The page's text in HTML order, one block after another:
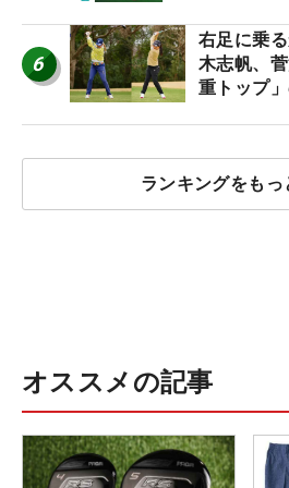
6
右足に乗
木志帆、
重トップ
ランキングをもっ
オススメの記事